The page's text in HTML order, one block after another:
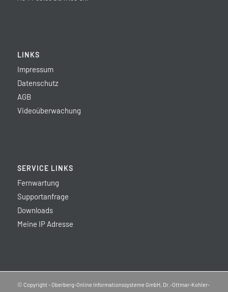
LINKS
Impressum
Datenschutz
AGB
Videoüberwachung
SERVICE LINKS
Fernwartung
Supportanfrage
Downloads
Meine IP Adresse
© Copyright - Oberberg-Online Informationssysteme GmbH, Dr.-Ottmar-Kohler-